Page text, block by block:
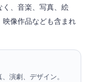
、音楽、写真、絵
像作品なども含まれ
演劇、デザイン。